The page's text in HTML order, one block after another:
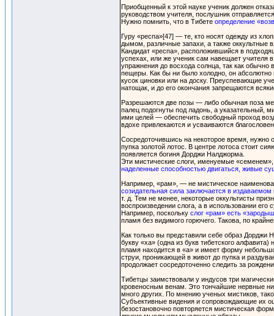
Приобщенный к этой науке ученик должен
руководством учителя, послушник
Нужно помнить, что в Тибете определение
Гуру «респа»[47] — те, кто носят одежду из
дымом, различные запахи, а также оккультные
Кандидат «респа», расположившийся в
успехах, или же ученик сам навещает учителя
упражнения до восхода солнца, так как
пещеры. Как бы ни было холодно, он абсолютно
кусок циновки или на доску. Преуспевающие
натощак, и до его окончания запрещаются
Разрешаются две позы — либо обычная поза
палец подогнуты под ладонь, а указательный,
ими целей — обеспечить свободный проход
вдохе привлекаются и усваиваются
Сосредоточившись на некоторое время, нужно
пупка золотой лотос. В центре лотоса стоит
появляется богиня Дорджи Налджорма.
Эти мистические слоги, именуемые
наделенные способностью двигаться, живые
Например, «рам», — не мистическое
созидательная сила заключается в
т. д. Тем не менее, некоторые оккультисты
воспроизведении слога, а в использовании его
Например, поскольку слог «рам» есть
пламя без видимого горючего. Такова, по
Как только вы представили себе образ
букву «ха» (одна из букв тибетского
пламя находится в «а» и имеет форму
струи, проникающей в живот до пупка и
продолжает сосредоточенно следить за
Тибетцы заимствовали у индусов три
кровеносным венам. Это тончайшие нервные
много других. По мнению ученых мистиков,
Субъективные видения и сопровождающие их
безостановочно повторяется мистическая